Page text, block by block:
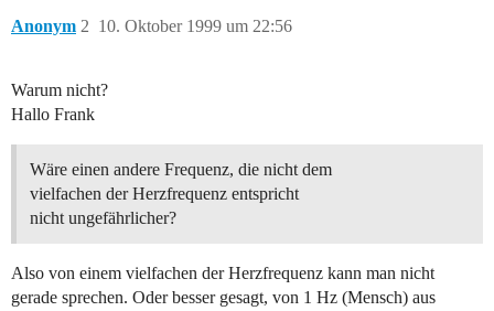
Anonym 10. Oktober 1999 um 22:56
2
Warum nicht?
Hallo Frank
Wäre einen andere Frequenz, die nicht dem
vielfachen der Herzfrequenz entspricht
nicht ungefährlicher?
Also von einem vielfachen der Herzfrequenz kann man nicht
gerade sprechen. Oder besser gesagt, von 1 Hz (Mensch) aus